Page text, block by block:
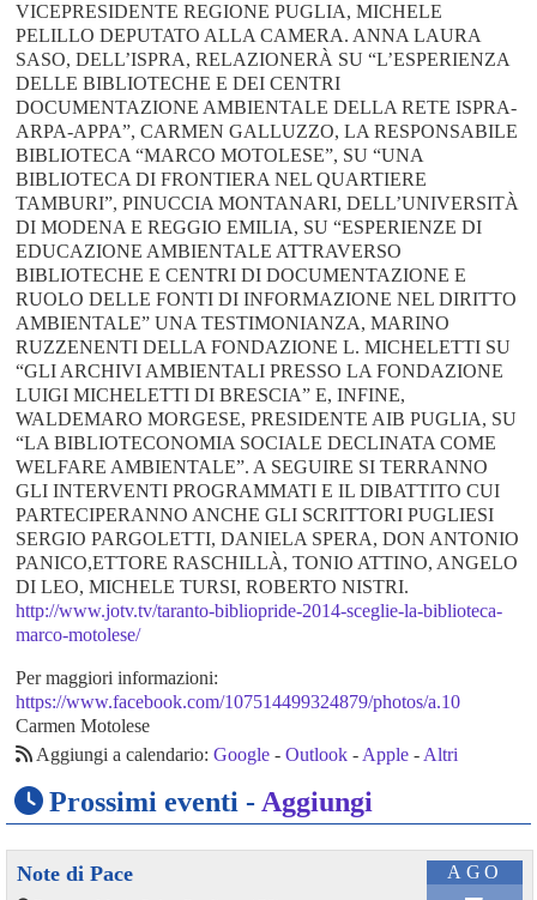
VICEPRESIDENTE REGIONE PUGLIA, MICHELE
PELILLO DEPUTATO ALLA CAMERA. ANNA LAURA
SASO, DELL’ISPRA, RELAZIONERÀ SU “L’ESPERIENZA
DELLE BIBLIOTECHE E DEI CENTRI
DOCUMENTAZIONE AMBIENTALE DELLA RETE ISPRA-
ARPA-APPA”, CARMEN GALLUZZO, LA RESPONSABILE
BIBLIOTECA “MARCO MOTOLESE”, SU “UNA
BIBLIOTECA DI FRONTIERA NEL QUARTIERE
TAMBURI”, PINUCCIA MONTANARI, DELL’UNIVERSITÀ
DI MODENA E REGGIO EMILIA, SU “ESPERIENZE DI
EDUCAZIONE AMBIENTALE ATTRAVERSO
BIBLIOTECHE E CENTRI DI DOCUMENTAZIONE E
RUOLO DELLE FONTI DI INFORMAZIONE NEL DIRITTO
AMBIENTALE” UNA TESTIMONIANZA, MARINO
RUZZENENTI DELLA FONDAZIONE L. MICHELETTI SU
“GLI ARCHIVI AMBIENTALI PRESSO LA FONDAZIONE
LUIGI MICHELETTI DI BRESCIA” E, INFINE,
WALDEMARO MORGESE, PRESIDENTE AIB PUGLIA, SU
“LA BIBLIOTECONOMIA SOCIALE DECLINATA COME
WELFARE AMBIENTALE”. A SEGUIRE SI TERRANNO
GLI INTERVENTI PROGRAMMATI E IL DIBATTITO CUI
PARTECIPERANNO ANCHE GLI SCRITTORI PUGLIESI
SERGIO PARGOLETTI, DANIELA SPERA, DON ANTONIO
PANICO,ETTORE RASCHILLÀ, TONIO ATTINO, ANGELO
DI LEO, MICHELE TURSI, ROBERTO NISTRI.
http://www.jotv.tv/taranto-bibliopride-2014-sceglie-la-biblioteca-
marco-motolese/
Per maggiori informazioni:
https://www.facebook.com/107514499324879/photos/a.10
Carmen Motolese
Aggiungi a calendario: Google- Outlook- Apple- Altri
Prossimi eventi - Aggiungi
AGO
Note di Pace